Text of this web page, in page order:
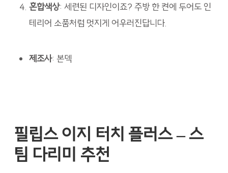
혼합색상: 세련된 디자인이죠? 주방 한 켠에 두어도 인
테리어 소품처럼 멋지게 어우러진답니다.
제조사: 본덱
필립스 이지 터치 플러스 – 스
팀 다리미 추천